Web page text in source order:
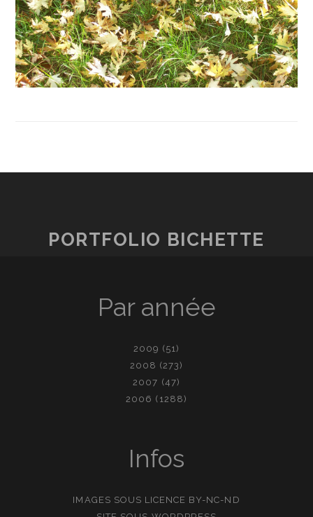
PORTFOLIO BICHETTE
Par année
2009 (51)
2008 (273)
2007 (47)
2006 (1288)
Infos
IMAGES SOUS LICENCE BY-NC-ND